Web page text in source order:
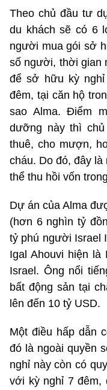
Theo chủ đầu tư
du khách sẽ có 6
người mua gói sở
số người, thời gian
để sở hữu kỳ
đêm, tại căn hộ
sao Alma. Điểm
dưỡng này thì
thuê, cho mượn,
cháu. Do đó, đây
thể thu hồi vốn
Dự án của Alma
(hơn 6 nghìn tỷ
tỷ phú người Israel
Igal Ahouvi hiện
Israel. Ông nổi
bất động sản tại
lên đến 10 tỷ USD.
Một điều hấp dẫn
đó là ngoài quyền
nghỉ này còn có
với kỳ nghỉ 7 đêm,